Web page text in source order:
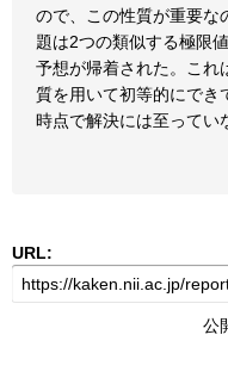
ので、この性質が重要な
題は2つの類似する極限
予想が帰着された。これ
質を用いて初等的にでき
時点で解決には至ってい
URL:
公